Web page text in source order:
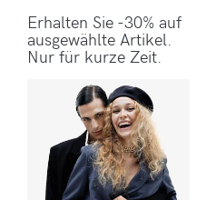
Erhalten Sie -30% auf
ausgewählte Artikel.
Nur für kurze Zeit.